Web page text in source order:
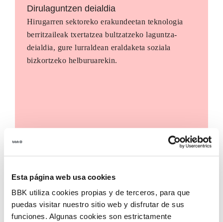
Esta página web usa cookies
BBK utiliza cookies propias y de terceros, para que
puedas visitar nuestro sitio web y disfrutar de sus
funciones. Algunas cookies son estrictamente
Dirulaguntzen deialdia
Hirugarren sektoreko erakundeetan teknologia
berritzaileak txertatzea bultzatzeko laguntza-
deialdia, gure lurraldean eraldaketa soziala
bizkortzeko helburuarekin.